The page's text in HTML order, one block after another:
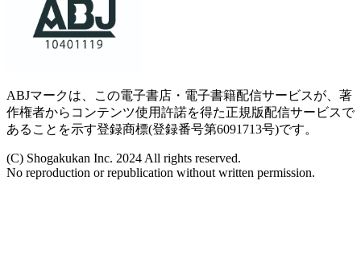
ABJマークは、この電子書店・電子書籍配信サービスが、著
作権者からコンテンツ使用許諾を得た正規版配信サービスで
あることを示す登録商標(登録番号第6091713号)です。
(C) Shogakukan Inc. 2024 All rights reserved.
No reproduction or republication without written permission.